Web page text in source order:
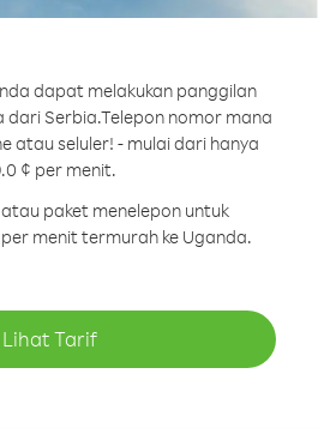
dapat melakukan panggilan
dari Serbia.Telepon nomor mana
atau seluler! - mulai dari hanya
¢ per menit.
paket menelepon untuk
menit termurah ke Uganda.
Lihat Tarif